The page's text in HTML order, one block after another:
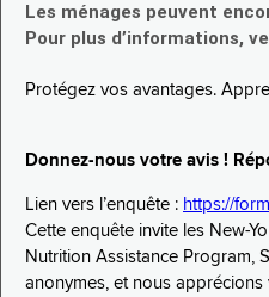
Les ménages peuvent
Pour plus d’informations,
Protégez vos avantages.
Donnez-nous votre avis !
Lien vers l’enquête : https://
Cette enquête invite les New-
Nutrition Assistance Program,
anonymes, et nous